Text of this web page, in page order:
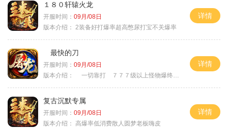
１８０轩辕火龙
开服时间： 09月/08日
版本介绍： 2装备好打爆率超高憋尿打宝不关爆率
详情
最快的刀
开服时间： 09月/08日
版本介绍：
一切靠打 ７７７级以上怪物爆终极
详情
复古沉默专属
开服时间： 09月/08日
版本介绍： 高爆率低消费散人圆梦老板嗨皮
详情